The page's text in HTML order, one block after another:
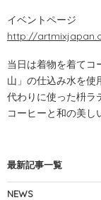
イベントページ
http://
当日は着物を着てコ
山」の仕込み水を
代わりに使った枡ラ
コーヒーと和の美し
最新記事一覧
NEWS